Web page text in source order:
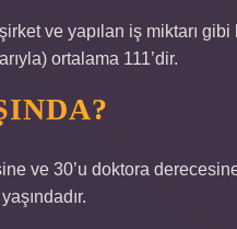
ve yapılan iş miktarı
ortalama 111’dir.
ve 30’u doktora